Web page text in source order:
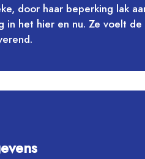
door haar beperking lak
het hier en nu. Ze voelt